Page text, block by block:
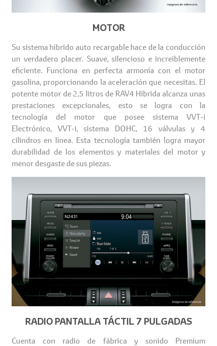
MOTOR
Su sistema híbrido auto recargable hace de la conducción
un verdadero placer. Suave, silencioso e increíblemente
eficiente. Funciona en perfecta armonía con el motor
gasolina, proporcionando la aceleración que necesitas. El
potente motor de 2,5 litros de RAV4 Híbrida alcanza unas
prestaciones excepcionales, esto se logra con la
tecnología del motor que posee sistema VVT-i
Electrónico, VVT-i, sistema DOHC, 16 válvulas y 4
cilindros en línea. Esta tecnología también logra mayor
durabilidad de los elementos y materiales del motor y
menor desgaste de sus piezas.
RADIO PANTALLA TÁCTIL 7 PULGADAS
Cuenta con radio de fábrica y sonido Premium